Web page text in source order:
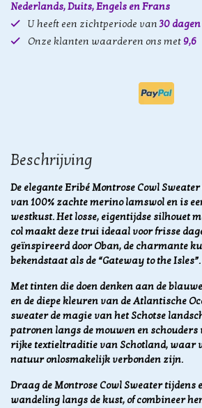
Nederlands, Duits, Engels en Frans
U heeft een zichtperiode van30 dagen
Onze klanten waarderen ons met 9,6
Beschrijving
De elegante Eribé Montrose Cowl
van 100% zachte merino lamswol en is
westkust. Het losse, eigentijdse silhouet
col maakt deze trui ideaal voor frisse
geïnspireerd door Oban, de charmante
bekendstaat als de “Gateway to the Isles”.
Met tinten die doen denken aan de
en de diepe kleuren van de Atlantische
sweater de magie van het Schotse
patronen langs de mouwen en
rijke textieltraditie van Schotland, waar
natuur onlosmakelijk verbonden zijn.
Draag de Montrose Cowl Sweater tijdens
wandeling langs de kust, of combineer